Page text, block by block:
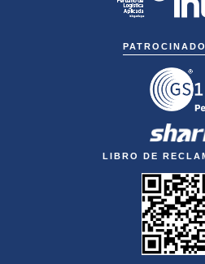
LIBRO DE